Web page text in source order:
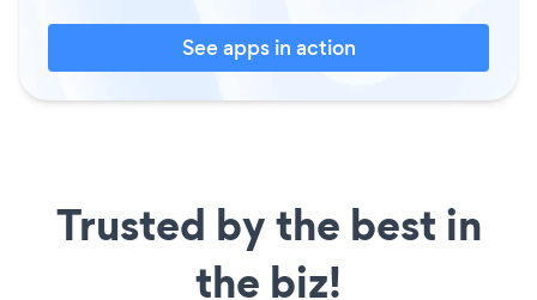
See apps in action
Trusted by the best in
the biz!